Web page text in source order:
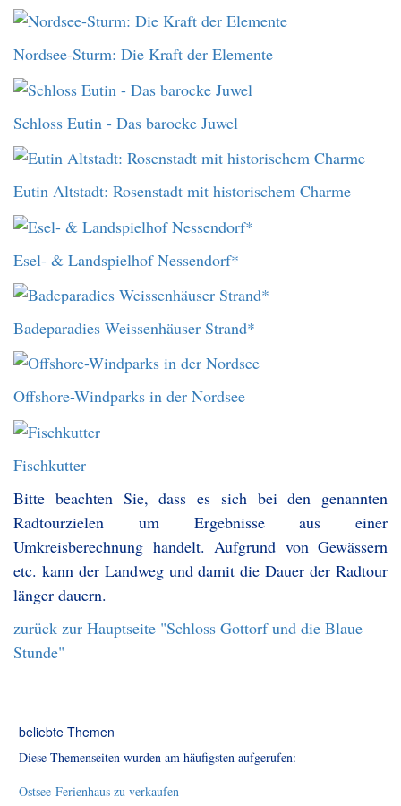
Nordsee-Sturm: Die Kraft der Elemente
Schloss Eutin - Das barocke Juwel
Eutin Altstadt: Rosenstadt mit historischem Charme
Esel- & Landspielhof Nessendorf*
Badeparadies Weissenhäuser Strand*
Offshore-Windparks in der Nordsee
Fischkutter
Bitte beachten Sie, dass es sich bei den genannten
Radtourzielen um Ergebnisse aus einer
Umkreisberechnung handelt. Aufgrund von Gewässern
etc. kann der Landweg und damit die Dauer der Radtour
länger dauern.
zurück zur Hauptseite "Schloss Gottorf und die Blaue
Stunde"
beliebte Themen
Diese Themenseiten wurden am häufigsten aufgerufen:
Ostsee-Ferienhaus zu verkaufen